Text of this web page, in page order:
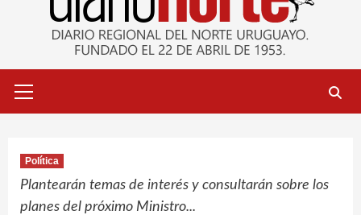
primario
Política
Plantearán temas de interés y consultarán sobre los
planes del próximo Ministro...